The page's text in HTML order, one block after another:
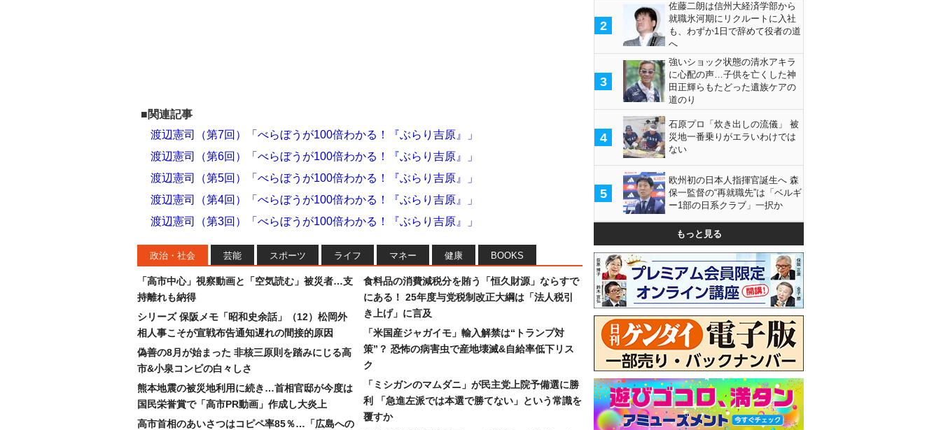
■関連記事
渡辺憲司（第7回）「べらぼうが100倍わかる！『ぶらり吉原』」
渡辺憲司（第6回）「べらぼうが100倍わかる！『ぶらり吉原』」
渡辺憲司（第5回）「べらぼうが100倍わかる！『ぶらり吉原』」
渡辺憲司（第4回）「べらぼうが100倍わかる！『ぶらり吉原』」
渡辺憲司（第3回）「べらぼうが100倍わかる！『ぶらり吉原』」
政治・社会 芸能 スポーツ ライフ マネー 健康 BOOKS
「高市中心」視察動画と「空気読む」被災者…支
持離れも納得
シリーズ 保阪メモ「昭和史余話」（12）松岡外
相人事こそが宣戦布告通知遅れの間接的原因
偽善の8月が始まった 非核三原則を踏みにじる高
市&小泉コンビの白々しさ
熊本地震の被災地利用に続き…首相官邸が今度は
国民栄誉賞で「高市PR動画」作成し大炎上
高市首相のあいさつはコピペ率85％…「広島への
食料品の消費減税分を賄う「恒久財源」ならすで
にある！ 25年度与党税制改正大綱は「法人税引
き上げ」に言及
「米国産ジャガイモ」輸入解禁は“トランプ対
策”？ 恐怖の病害虫で産地壊滅&自給率低下リス
ク
「ミシガンのマムダニ」が民主党上院予備選に勝
利 「急進左派では本選で勝てない」という常識を
覆すか
2
佐藤二朗は信州大経済学部から
就職氷河期にリクルートに入社
も、わずか1日で辞めて役者の道
へ
3
強いショック状態の清水アキラ
に心配の声…子供を亡くした神
田正輝らもたどった遺族ケアの
道のり
4
石原プロ「炊き出しの流儀」 被
災地一番乗りがエラいわけでは
ない
5
欧州初の日本人指揮官誕生へ 森
保一監督の“再就職先”は「ベルギ
ー1部の日系クラブ」一択か
もっと見る